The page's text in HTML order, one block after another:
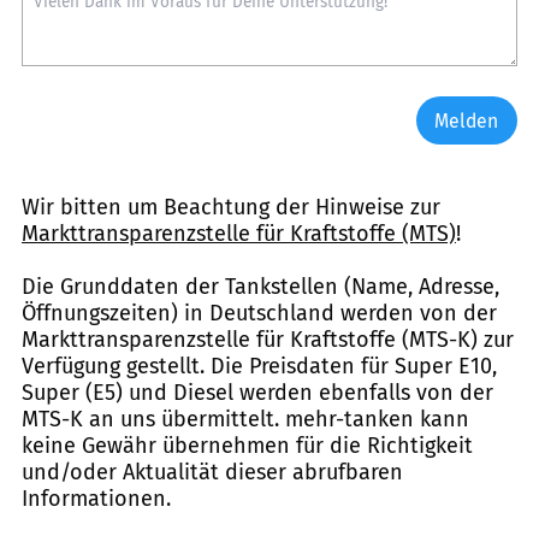
Melden
Wir bitten um Beachtung der Hinweise zur
Markttransparenzstelle für Kraftstoffe (MTS)!
Die Grunddaten der Tankstellen (Name, Adresse,
Öffnungszeiten) in Deutschland werden von der
Markttransparenzstelle für Kraftstoffe (MTS-K) zur
Verfügung gestellt. Die Preisdaten für Super E10,
Super (E5) und Diesel werden ebenfalls von der
MTS-K an uns übermittelt. mehr-tanken kann
keine Gewähr übernehmen für die Richtigkeit
und/oder Aktualität dieser abrufbaren
Informationen.